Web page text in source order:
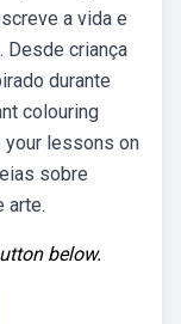
a vida e
Desde criança
durante
colouring
lessons on
sobre
arte.
below.